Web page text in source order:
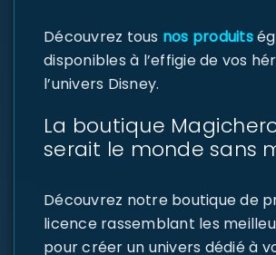
Découvrez tous nos produits
disponibles à l’effigie de vos
l’univers Disney.
La boutique
serait le monde sans
Découvrez notre boutique de
licence rassemblant les
pour créer un univers dédié à